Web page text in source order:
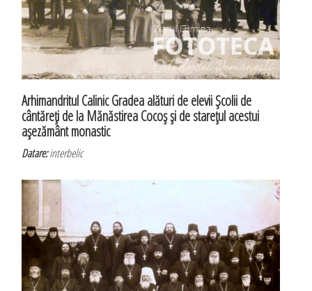
Arhimandritul Calinic Gradea alături de elevii Şcolii de
cântăreţi de la Mănăstirea Cocoş şi de stareţul acestui
aşezământ monastic
Datare:interbelic